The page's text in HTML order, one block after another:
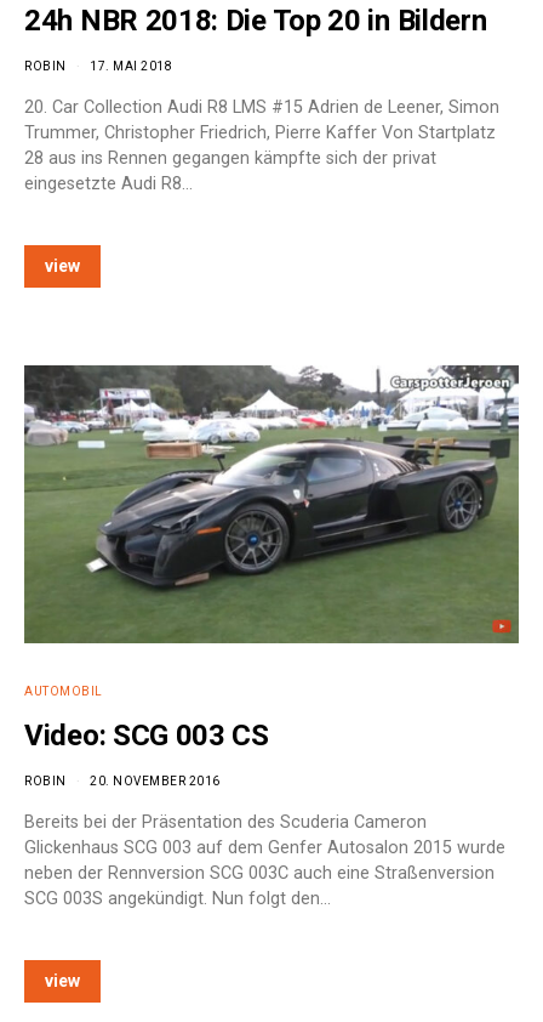
24h NBR 2018: Die Top 20 in Bildern
ROBIN 17. MAI 2018
20. Car Collection Audi R8 LMS #15 Adrien de Leener, Simon
Trummer, Christopher Friedrich, Pierre Kaffer Von Startplatz
28 aus ins Rennen gegangen kämpfte sich der privat
eingesetzte Audi R8…
view
AUTOMOBIL
Video: SCG 003 CS
ROBIN 20. NOVEMBER 2016
Bereits bei der Präsentation des Scuderia Cameron
Glickenhaus SCG 003 auf dem Genfer Autosalon 2015 wurde
neben der Rennversion SCG 003C auch eine Straßenversion
SCG 003S angekündigt. Nun folgt den…
view